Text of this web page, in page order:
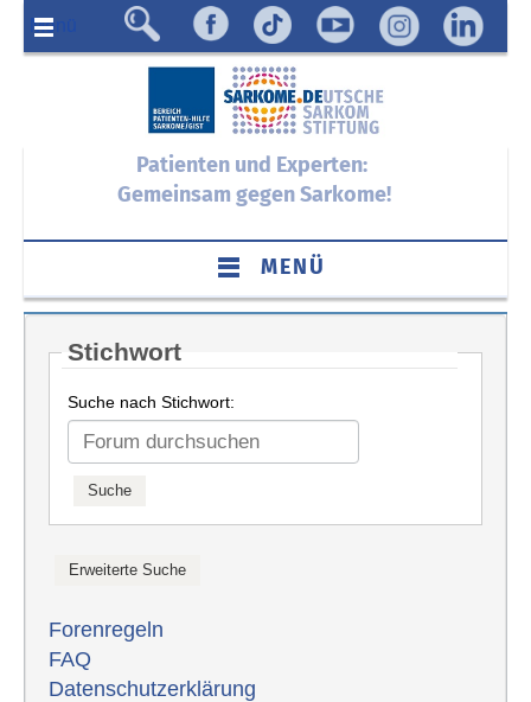
Menü
Patienten und Experten:
Gemeinsam gegen Sarkome!
MENÜ
Stichwort
Suche nach Stichwort:
Forenregeln
FAQ
Datenschutzerklärung